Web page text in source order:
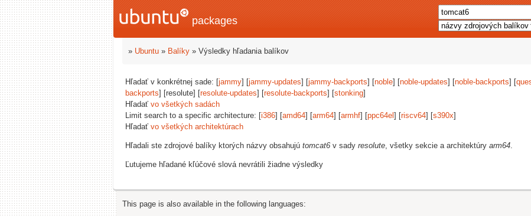
packages
» Ubuntu » Balíky » Výsledky hľadania balíkov
Hľadať v konkrétnej sade: [jammy] [jammy-updates] [jammy-backports] [noble] [noble-updates] [noble-backports] [
backports] [resolute] [resolute-updates] [resolute-backports] [stonking]
Hľadať vo všetkých sadách
Limit search to a specific architecture: [i386] [amd64] [arm64] [armhf] [ppc64el ] [riscv64] [s390x]
Hľadať vo všetkých architektúrach
Hľadali ste zdrojové balíky ktorých názvy obsahujú tomcat6 v sady resolute, všetky sekcie a architektúry arm64.
Ľutujeme hľadané kľúčové slová nevrátili žiadne výsledky
This page is also available in the following languages: